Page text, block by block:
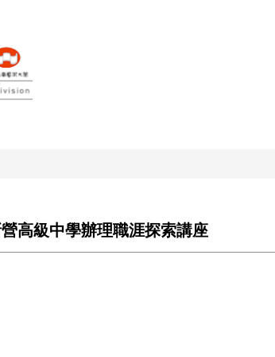
高級中學辦理職涯探索講座